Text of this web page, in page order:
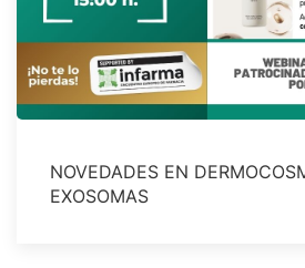
NOVEDADES EN
EXOSOMAS